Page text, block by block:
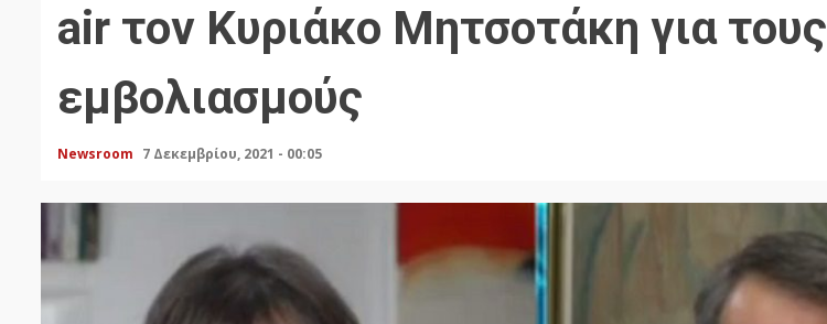
air τον Κυριάκο Μητσοτάκη για τους
εμβολιασμούς
Newsroom 7 Δεκεμβρίου, 2021 - 00:05